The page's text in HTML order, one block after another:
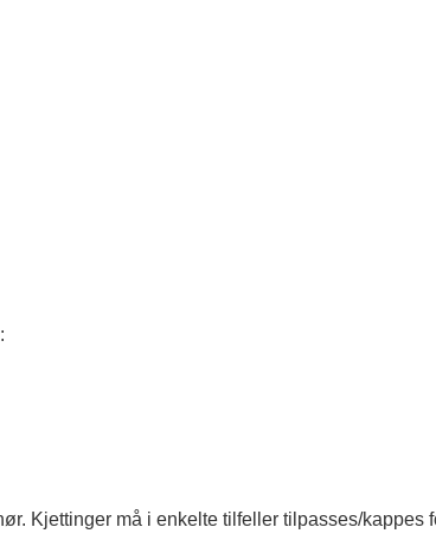
Kjettinger må i enkelte tilfeller tilpasses/kappes